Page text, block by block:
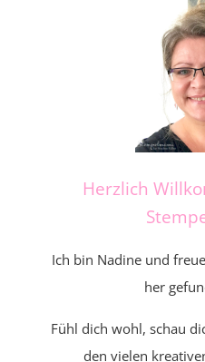
Herzlich
Ich bin Nadine und
her
Fühl dich wohl, schau
den vielen